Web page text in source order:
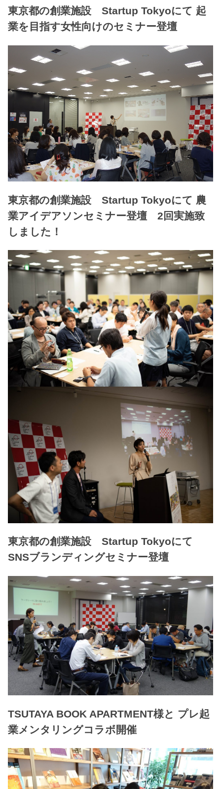
東京都の創業施設 Startup Tokyoにて 起
業を目指す女性向けのセミナー登壇
東京都の創業施設 Startup Tokyoにて 農
業アイデアソンセミナー登壇 2回実施致
しました！
東京都の創業施設 Startup Tokyoにて
SNSブランディングセミナー登壇
TSUTAYA BOOK APARTMENT様と プレ起
業メンタリングコラボ開催